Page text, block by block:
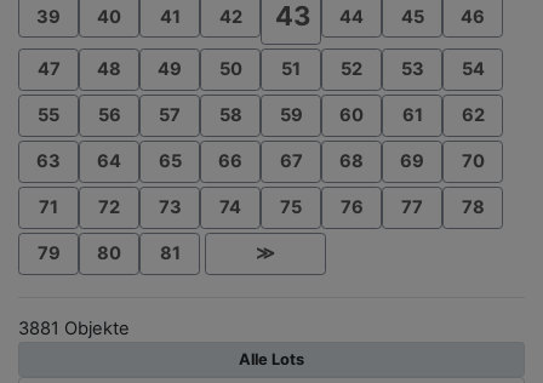
39 40 41 42 43 44 45 46
47 48 49 50 51 52 53 54
55 56 57 58 59 60 61 62
63 64 65 66 67 68 69 70
71 72 73 74 75 76 77 78
79 80 81 ≫
3881 Objekte
Alle Lots